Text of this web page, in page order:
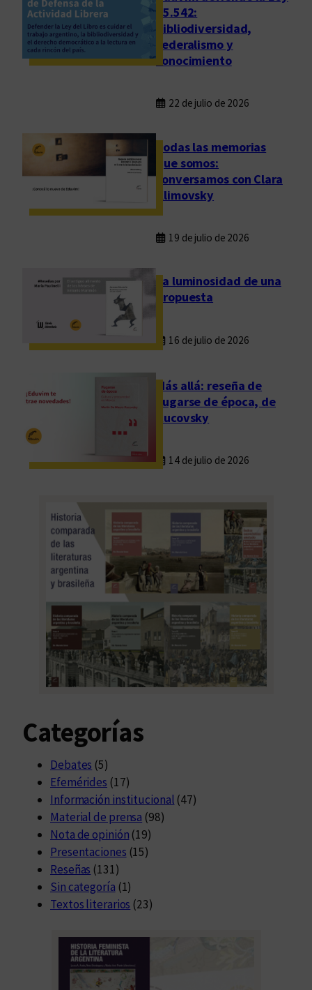
25.542:
bibliodiversidad,
federalismo y
conocimiento
22 de julio de 2026
Todas las memorias
que somos:
conversamos con Clara
Klimovsky
19 de julio de 2026
La luminosidad de una
propuesta
16 de julio de 2026
Más allá: reseña de
Fugarse de época, de
Rucovsky
14 de julio de 2026
Categorías
Debates (5)
Efemérides (17)
Información institucional (47)
Material de prensa (98)
Nota de opinión (19)
Presentaciones (15)
Reseñas (131)
Sin categoría (1)
Textos literarios (23)